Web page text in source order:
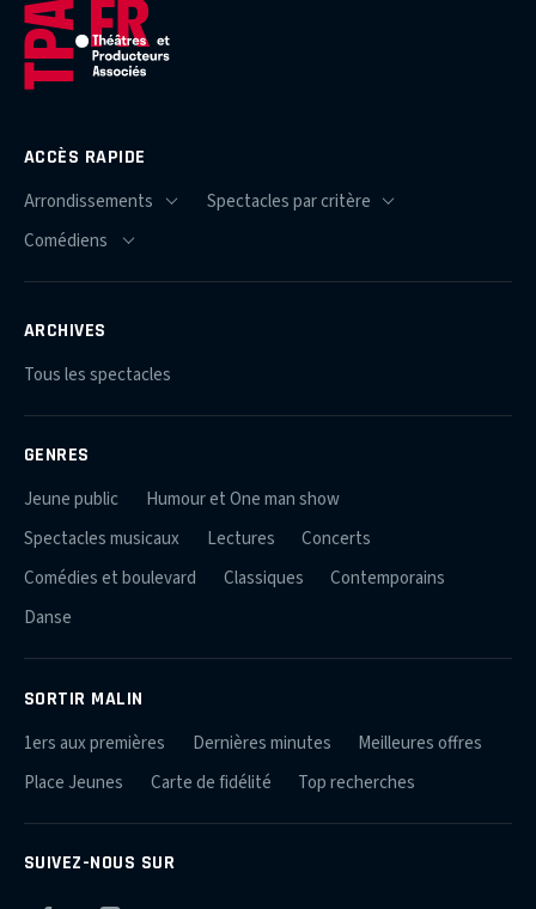
ACCÈS RAPIDE
ARCHIVES
Tous les spectacles
GENRES
Jeune public
Humour et One man show
Spectacles musicaux
Lectures
Concerts
Comédies et boulevard
Classiques
Contemporains
Danse
SORTIR MALIN
1ers aux premières Dernières minutes
Meilleures offres
Place Jeunes
Carte de fidélité Top recherches
SUIVEZ-NOUS SUR